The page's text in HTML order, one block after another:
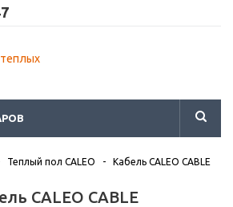
Теплый пол CALEO - Кабель CALEO CABLE
CALEO CABLE